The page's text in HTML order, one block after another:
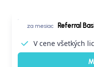
za mesiac Referral
V cene všetkých